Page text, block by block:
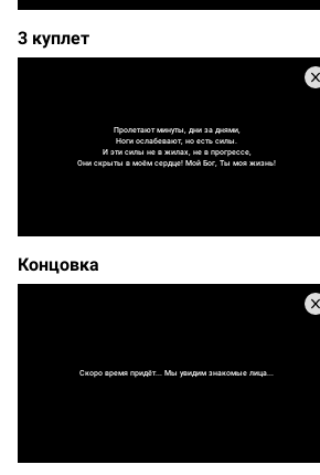
3 куплет
Пролетают минуты, дни за днями,
Ноги ослабевают, но есть силы.
И эти силы не в жилах, не в прогрессе,
Они скрыты в моём сердце! Мой Бог, Ты моя жизнь!
Концовка
Скоро время придёт... Мы увидим знакомые лица...